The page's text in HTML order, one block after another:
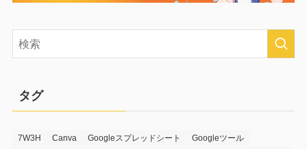
タグ
7W3H Canva Googleスプレッドシート
Googleツール